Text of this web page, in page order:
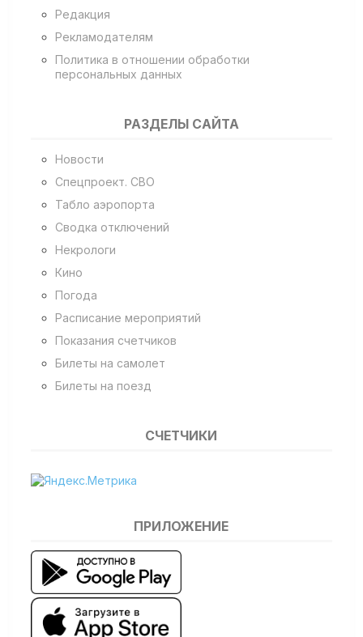
Редакция
Рекламодателям
Политика в отношении обработки
персональных данных
РАЗДЕЛЫ САЙТА
Новости
Спецпроект. СВО
Табло аэропорта
Сводка отключений
Некрологи
Кино
Погода
Расписание мероприятий
Показания счетчиков
Билеты на самолет
Билеты на поезд
СЧЕТЧИКИ
ПРИЛОЖЕНИЕ